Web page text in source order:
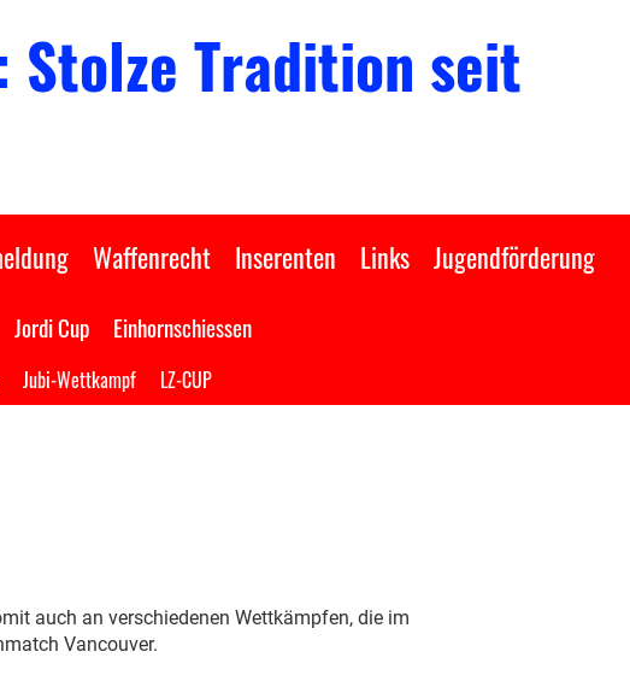
Stolze Tradition seit
Waffenrecht Inserenten Links Jugendförderung
Jordi Cup Einhornschiessen
Jubi-Wettkampf LZ-CUP
auch an verschiedenen Wettkämpfen, die im
Vancouver.